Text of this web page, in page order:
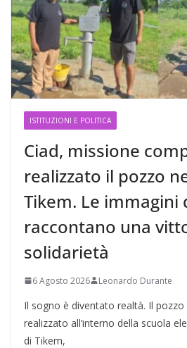
ISTITUZIONI E POLITICA
Ciad, missione
realizzato il pozzo
Tikem. Le immagini
raccontano una
solidarietà
6 Agosto 2026 Leonardo Durante
Il sogno è diventato realtà. Il
realizzato all’interno della scuola
di Tikem,